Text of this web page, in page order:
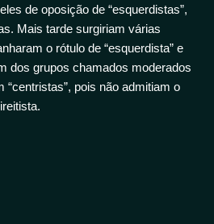
de oposição de “esquerdistas”,
Mais tarde surgiriam várias
o rótulo de “esquerdista” e
dos grupos chamados moderados
“centristas”, pois não admitiam o